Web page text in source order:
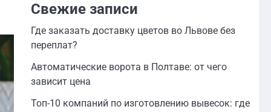
Свежие записи
Где заказать доставку цветов во Львове без
переплат?
Автоматические ворота в Полтаве: от чего
зависит цена
Топ-10 компаний по изготовлению вывесок: где